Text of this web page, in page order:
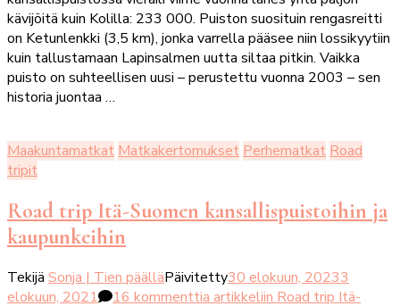
kävijöitä kuin Kolilla: 233 000. Puiston suosituin rengasreitti
on Ketunlenkki (3,5 km), jonka varrella pääsee niin lossikyytiin
kuin tallustamaan Lapinsalmen uutta siltaa pitkin. Vaikka
puisto on suhteellisen uusi – perustettu vuonna 2003 – sen
historia juontaa …
Maakuntamatkat Matkakertomukset Perhematkat Road
tripit
Road trip Itä-Suomen kansallispuistoihin ja
kaupunkeihin
Tekijä Sonja | Tien päälläPäivitetty30 elokuun, 20233
elokuun, 2021
16 kommenttia artikkeliin Road trip Itä-